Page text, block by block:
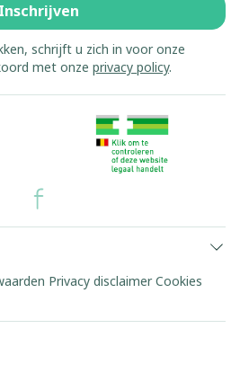
Inschrijven
schrijft u zich in voor onze
met onze privacy policy.
Privacy disclaimer Cookies